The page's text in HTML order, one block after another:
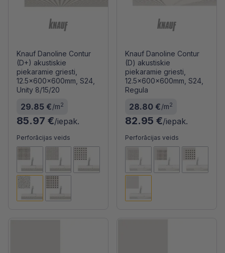
Knauf Danoline Contur
(D+) akustiskie
piekaramie griesti,
12.5x600x600mm, S24,
Unity 8/15/20
29.85 €/m2
85.97 €/iepak.
Perforācijas veids
Knauf Danoline Contur
(D) akustiskie
piekaramie griesti,
12.5x600x600mm, S24,
Regula
28.80 €/m2
82.95 €/iepak.
Perforācijas veids